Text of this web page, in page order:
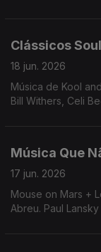
Clássicos Soul
18 jun. 2026
Música de Kool
Bill Withers, Celi
Música Que
17 jun. 2026
Mouse on Mars +
Abreu. Paul